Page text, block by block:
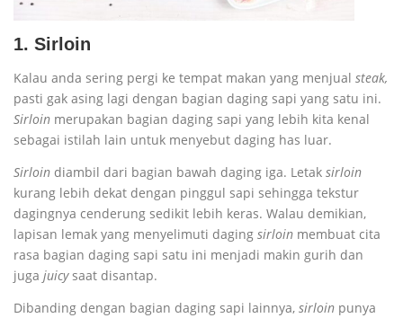
1. Sirloin
Kalau anda sering pergi ke tempat makan yang menjual steak,
pasti gak asing lagi dengan bagian daging sapi yang satu ini.
Sirloin merupakan bagian daging sapi yang lebih kita kenal
sebagai istilah lain untuk menyebut daging has luar.
Sirloin diambil dari bagian bawah daging iga. Letak sirloin
kurang lebih dekat dengan pinggul sapi sehingga tekstur
dagingnya cenderung sedikit lebih keras. Walau demikian,
lapisan lemak yang menyelimuti daging sirloin membuat cita
rasa bagian daging sapi satu ini menjadi makin gurih dan
juga juicysaat disantap.
Dibanding dengan bagian daging sapi lainnya, sirloin punya